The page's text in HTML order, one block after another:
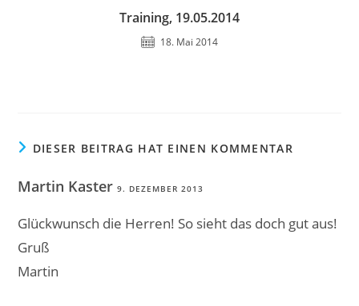
Training, 19.05.2014
18. Mai 2014
DIESER BEITRAG HAT EINEN KOMMENTAR
Martin Kaster9. DEZEMBER 2013
Glückwunsch die Herren! So sieht das doch gut aus!
Gruß
Martin